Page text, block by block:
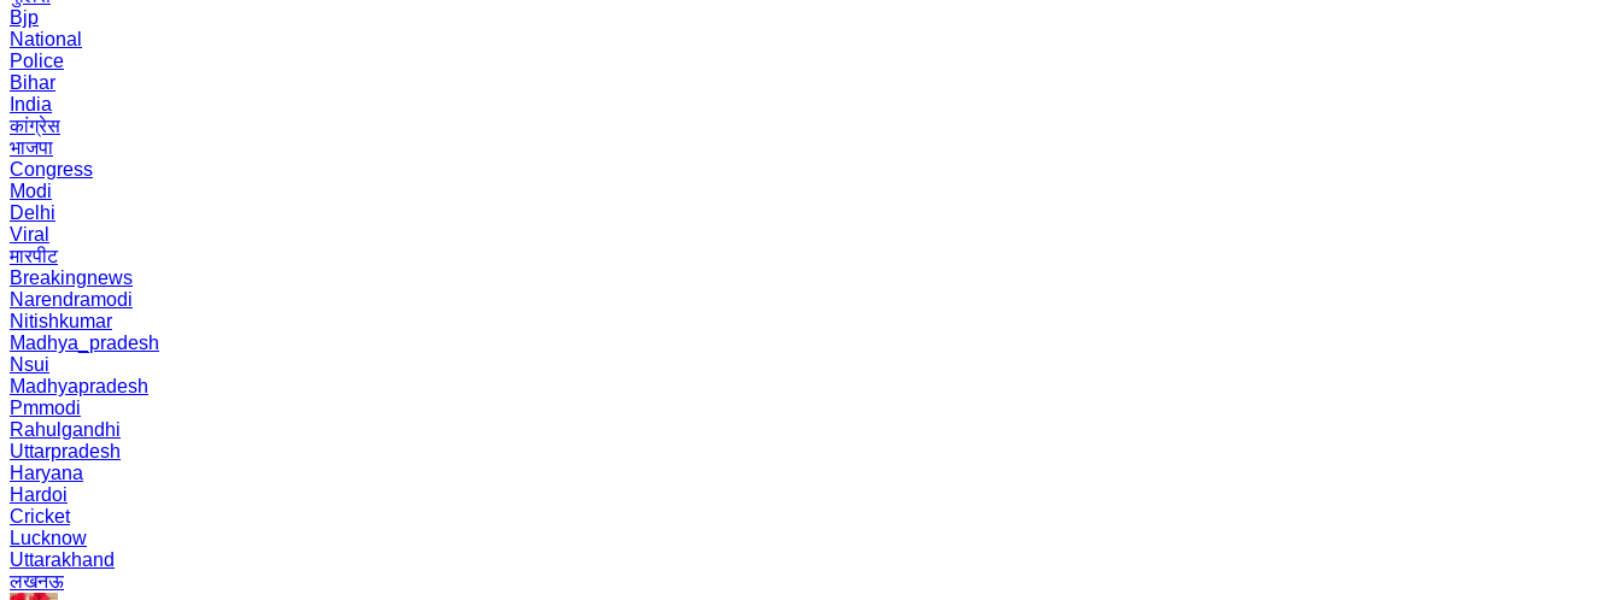
Bjp
National
Police
Bihar
India
कांग्रेस
भाजपा
Congress
Modi
Delhi
Viral
मारपीट
Breakingnews
Narendramodi
Nitishkumar
Madhya_pradesh
Nsui
Madhyapradesh
Pmmodi
Rahulgandhi
Uttarpradesh
Haryana
Hardoi
Cricket
Lucknow
Uttarakhand
लखनऊ